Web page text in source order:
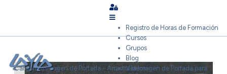
Sign In
Registro de Horas de Formación
Cursos
Grupos
Blog
Videos
Cargando Imagen de Portada... Arrastra la Imagen de Portada para